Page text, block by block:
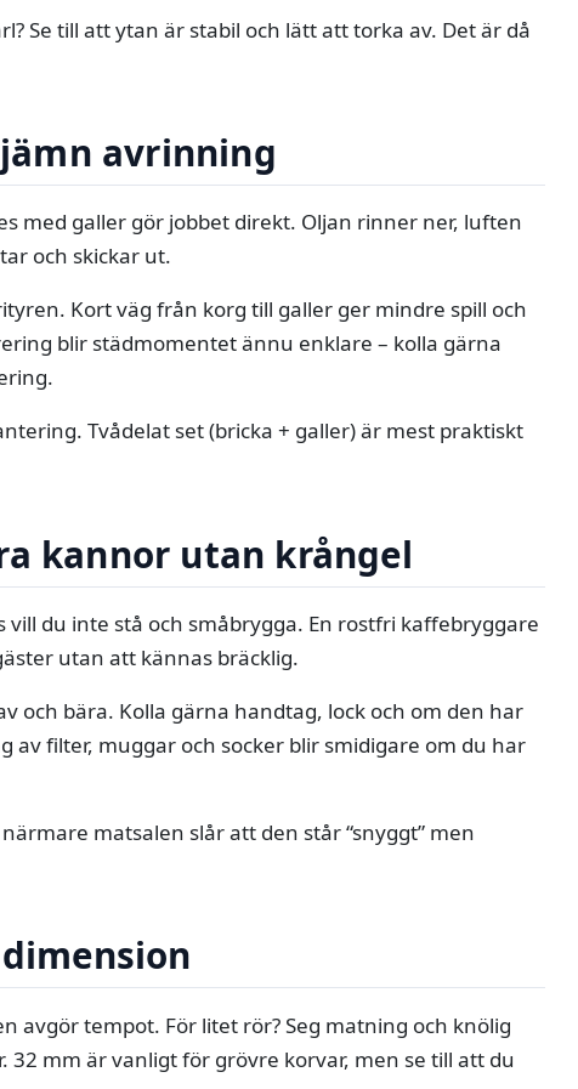
Se till att ytan är stabil och lätt att torka av. Det är då
avrinning
med galler gör jobbet direkt. Oljan rinner ner, luften
och skickar ut.
Kort väg från korg till galler ger mindre spill och
blir städmomentet ännu enklare – kolla gärna
Tvådelat set (bricka + galler) är mest praktiskt
kannor utan krångel
du inte stå och småbrygga. En rostfri kaffebryggare
utan att kännas bräcklig.
och bära. Kolla gärna handtag, lock och om den har
av filter, muggar och socker blir smidigare om du har
matsalen slår att den står “snyggt” men
avgör tempot. För litet rör? Seg matning och knölig
32 mm är vanligt för grövre korvar, men se till att du